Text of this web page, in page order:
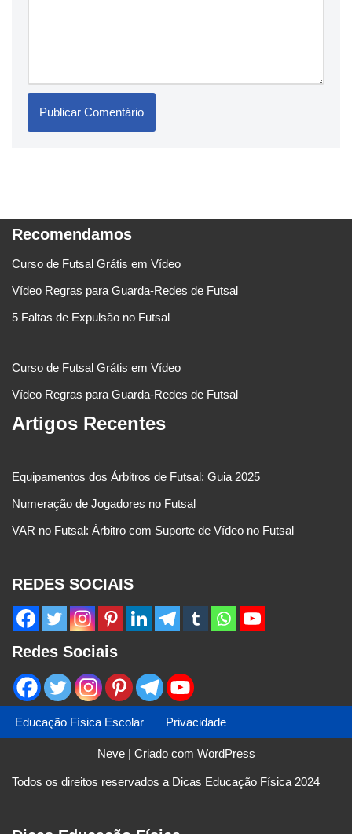
Recomendamos
Curso de Futsal Grátis em Vídeo
Vídeo Regras para Guarda-Redes de Futsal
5 Faltas de Expulsão no Futsal
Curso de Futsal Grátis em Vídeo
Vídeo Regras para Guarda-Redes de Futsal
Artigos Recentes
Equipamentos dos Árbitros de Futsal: Guia 2025
Numeração de Jogadores no Futsal
VAR no Futsal: Árbitro com Suporte de Vídeo no Futsal
REDES SOCIAIS
Redes Sociais
Educação Física Escolar Privacidade
Neve| Criado com WordPress
Todos os direitos reservados a Dicas Educação Física 2024